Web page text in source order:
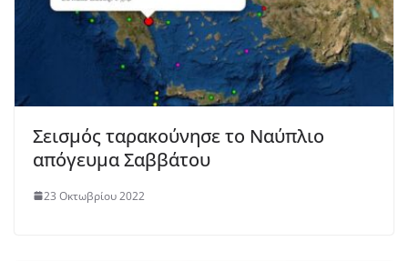
Σεισμός ταρακούνησε το Ναύπλιο
απόγευμα Σαββάτου
23 Οκτωβρίου 2022